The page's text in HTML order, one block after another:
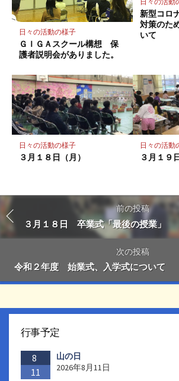
日々の活動の様子
ＧＩＧＡスクール構想 保
護者説明会がありました。
新型コロ
対策のた
いて
日々の活動の様子
３月１８日（月）
日々の活動
３月１９
前の投稿
３月１８日 卒業式「最後の授業」
次の投稿
令和２年度 始業式、入学式について
行事予定
8
11
山の日
2026年8月11日